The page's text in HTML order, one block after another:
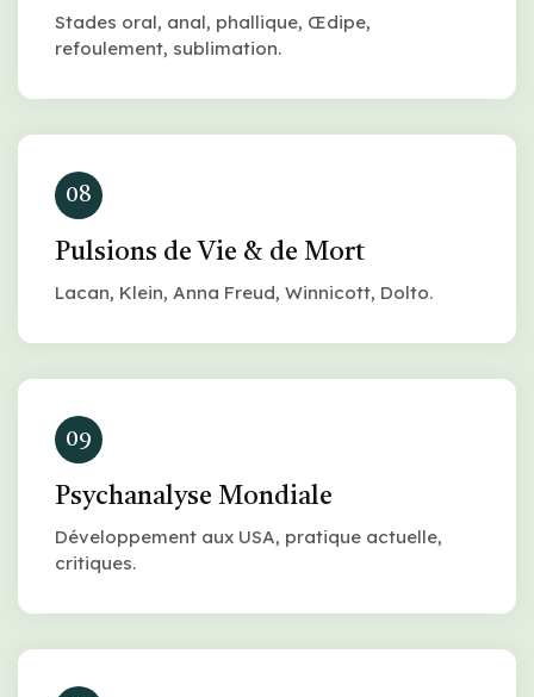
Stades oral, anal, phallique, Œdipe,
refoulement, sublimation.
08
Pulsions de Vie & de Mort
Lacan, Klein, Anna Freud, Winnicott, Dolto.
09
Psychanalyse Mondiale
Développement aux USA, pratique actuelle,
critiques.